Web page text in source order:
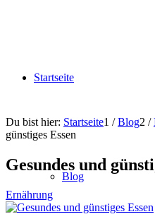
Startseite
Blog
Du bist hier: Startseite1 / Blog2 /
günstiges Essen
Gesundes und
Ernährung